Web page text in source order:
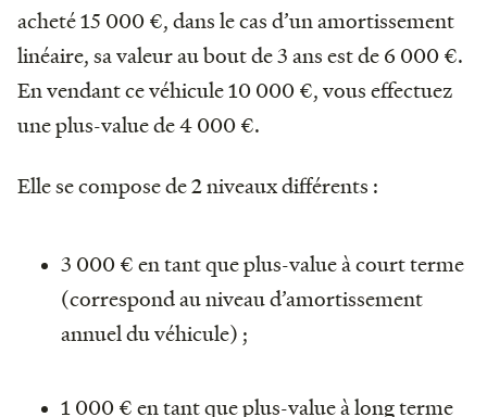
acheté 15 000 €, dans le cas d’un amortissement
linéaire, sa valeur au bout de 3 ans est de 6 000 €.
En vendant ce véhicule 10 000 €, vous effectuez
une plus-value de 4 000 €.
Elle se compose de 2 niveaux différents :
3 000 € en tant que plus-value à court terme
(correspond au niveau d’amortissement
annuel du véhicule) ;
1 000 € en tant que plus-value à long terme